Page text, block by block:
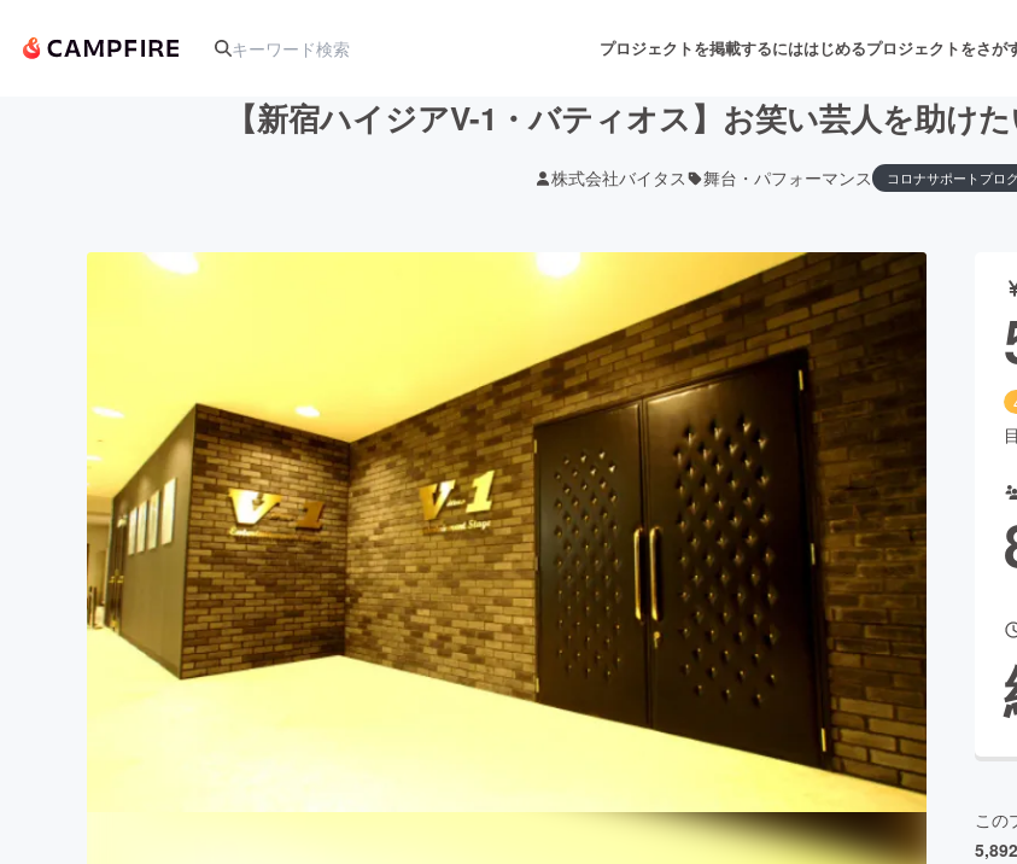
プロジェクトを掲載するにははじめるプロジェクトをさが
舞台・パフォー
ゲーム・サービス開発 フード・飲食店
映像・映画 書籍・雑誌出版 アニメ・漫画
ビジネス・起業 チャレンジ ビューティー・
まちづくり・地域活性化
CAMPFIRE for Social Good CAMPFIRE Creation
CAMPFIREふるさと納税
machi-yaコミュニティ
【新宿ハイジアV-1・バティオス】お笑い芸人を助け
株式会社バイタス 舞台・パフォーマンス コロナサポートプロ
この